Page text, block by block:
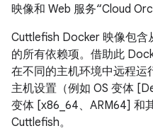
映像和 Web 服务“Cloud
Cuttlefish Docker 映像包含
的所有依赖项。借助此
在不同的主机环境中远程运
主机设置（例如 OS 变体
变体 [x86_64、ARM64] 和
Cuttlefish。